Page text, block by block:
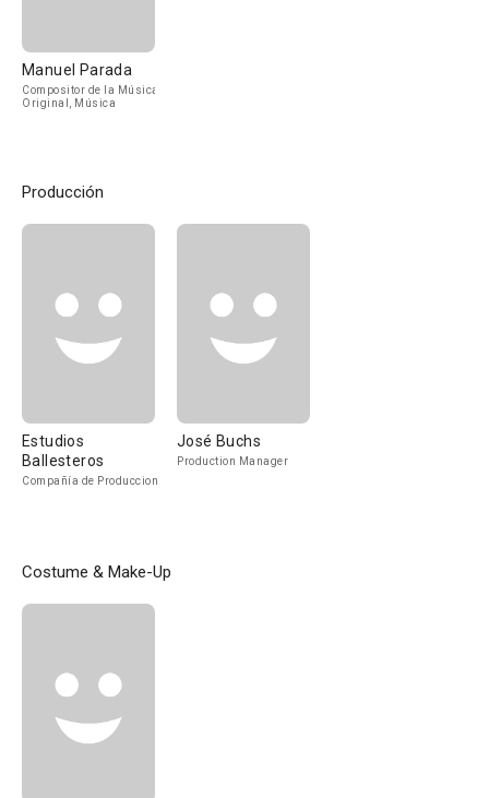
Manuel Parada
Compositor de la Música
Original, Música
Producción
Estudios
Ballesteros
Compañía de Produccion
José Buchs
Production Manager
Costume & Make-Up